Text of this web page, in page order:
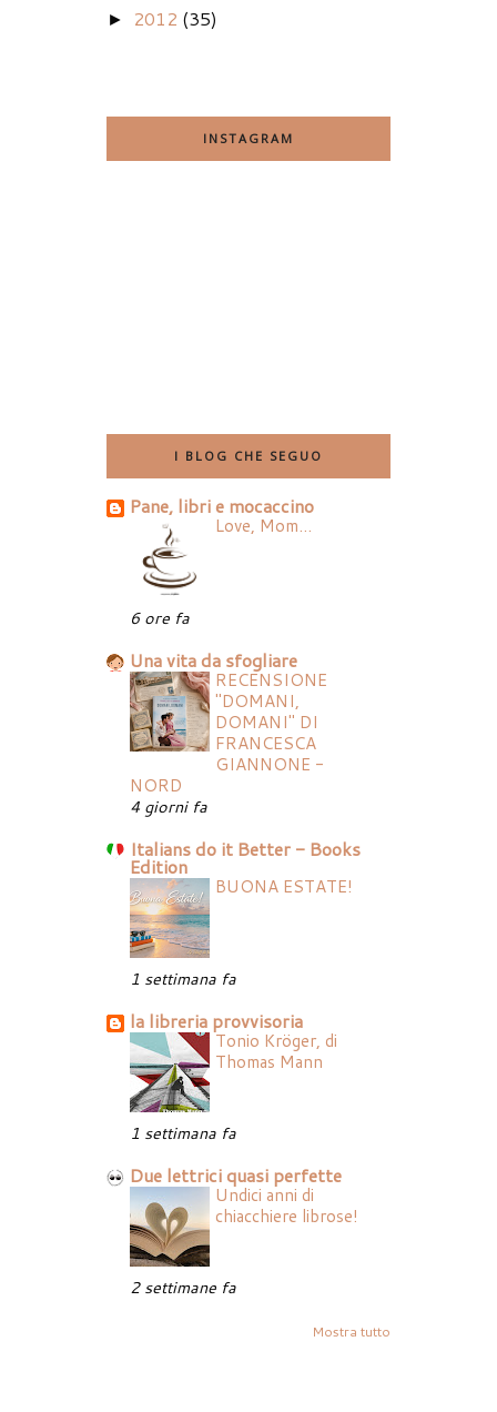
► 2012 (35)
INSTAGRAM
I BLOG CHE SEGUO
Pane, libri e mocaccino
Love, Mom...
6 ore fa
Una vita da sfogliare
RECENSIONE
"DOMANI,
DOMANI" DI
FRANCESCA
GIANNONE -
NORD
4 giorni fa
Italians do it Better - Books
Edition
BUONA ESTATE!
1 settimana fa
la libreria provvisoria
Tonio Kröger, di
Thomas Mann
1 settimana fa
Due lettrici quasi perfette
Undici anni di
chiacchiere librose!
2 settimane fa
Mostra tutto